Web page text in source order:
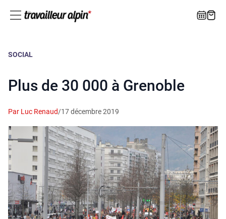
SOCIAL
Plus de 30 000 à Grenoble
Par Luc Renaud/17 décembre 2019